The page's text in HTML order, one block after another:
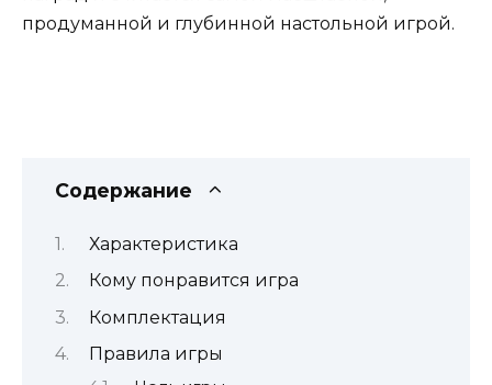
продуманной и глубинной настольной игрой.
Содержание
Характеристика
Кому понравится игра
Комплектация
Правила игры